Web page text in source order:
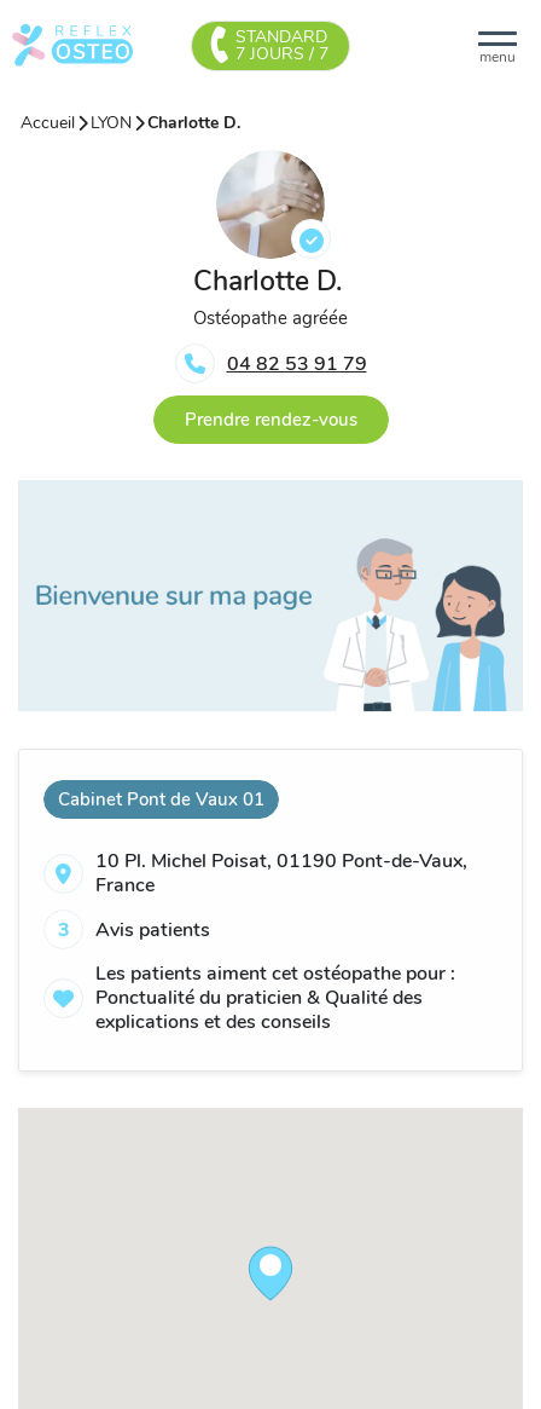
menu
STANDARD
7 JOURS / 7
Accueil LYON Charlotte D.
Charlotte D.
Ostéopathe agréée
04 82 53 91 79
Prendre rendez-vous
Cabinet Pont de Vaux 01
10 Pl. Michel Poisat, 01190 Pont-de-Vaux,
France
3
Avis patients
Les patients aiment cet ostéopathe pour :
Ponctualité du praticien & Qualité des
explications et des conseils